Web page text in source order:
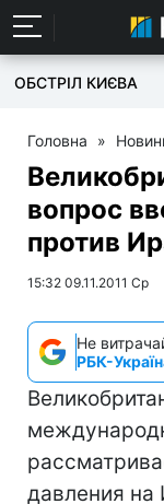
ОБСТРІЛ КИЄВА
Головна »
вопрос
против
15:32 09.11.2011 Ср
Не
РБК-
давления на